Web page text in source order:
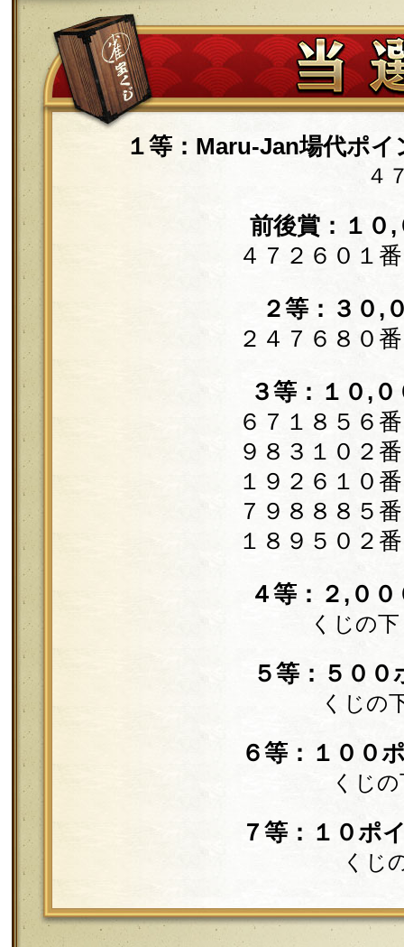
１等：Maru-Jan場代ポ
４
前後賞：１
４７２６０１番
２等：３０,
２４７６８０番
３等：１０,
６７１８５６番
９８３１０２番
１９２６１０番
７９８８８５番
１８９５０２番
４等：２,０
くじの
５等：５０
くじの
６等：１００
くじ
７等：１０ポ
くじ